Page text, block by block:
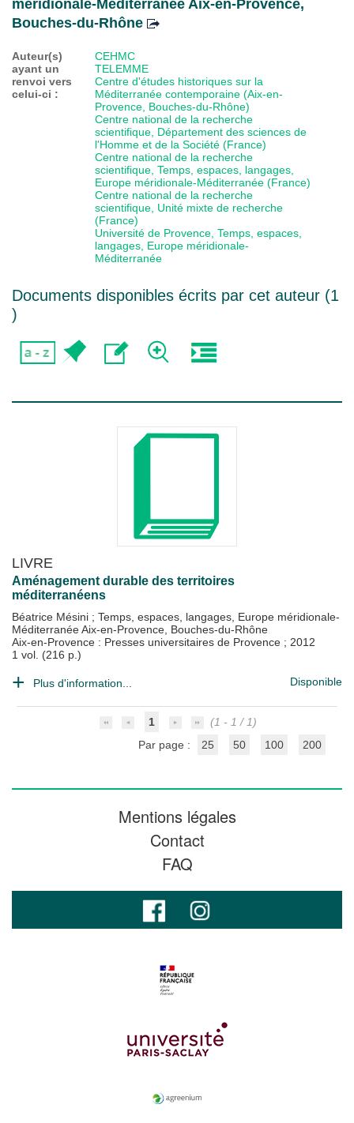
méridionale-Méditerranée Aix-en-Provence,
Bouches-du-Rhône
Auteur(s)
ayant un
renvoi vers
celui-ci :
CEHMC
TELEMME
Centre d'études historiques sur la
Méditerranée contemporaine (Aix-en-
Provence, Bouches-du-Rhône)
Centre national de la recherche
scientifique, Département des sciences de
l'Homme et de la Société (France)
Centre national de la recherche
scientifique, Temps, espaces, langages,
Europe méridionale-Méditerranée (France)
Centre national de la recherche
scientifique, Unité mixte de recherche
(France)
Université de Provence, Temps, espaces,
langages, Europe méridionale-
Méditerranée
Documents disponibles écrits par cet auteur (1
)
LIVRE
Aménagement durable des territoires
méditerranéens
Béatrice Mésini ; Temps, espaces, langages, Europe méridionale-
Méditerranée Aix-en-Provence, Bouches-du-Rhône
Aix-en-Provence : Presses universitaires de Provence ; 2012
1 vol. (216 p.)
Plus d'information... Disponible
1
(1 - 1 / 1)
Par page :
25 50 100 200
Mentions légales
Contact
FAQ